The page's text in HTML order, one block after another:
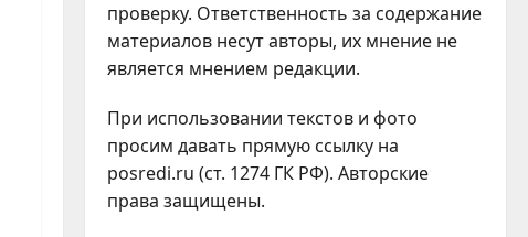
проверку. Ответственность за содержание
материалов несут авторы, их мнение не
является мнением редакции.
При использовании текстов и фото
просим давать прямую ссылку на
posredi.ru (ст. 1274 ГК РФ). Авторские
права защищены.